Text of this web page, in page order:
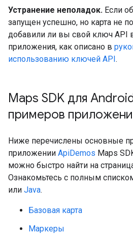
Устранение неполадок. Если
запущен успешно, но карта не
добавили ли вы свой ключ API
приложения, как описано в
использованию ключей API.
Maps SDK для
примеров
Ниже перечислены основные
приложении ApiDemos Maps
можно быстро найти на
Ознакомьтесь с полным
или Java.
Базовая карта
Маркеры